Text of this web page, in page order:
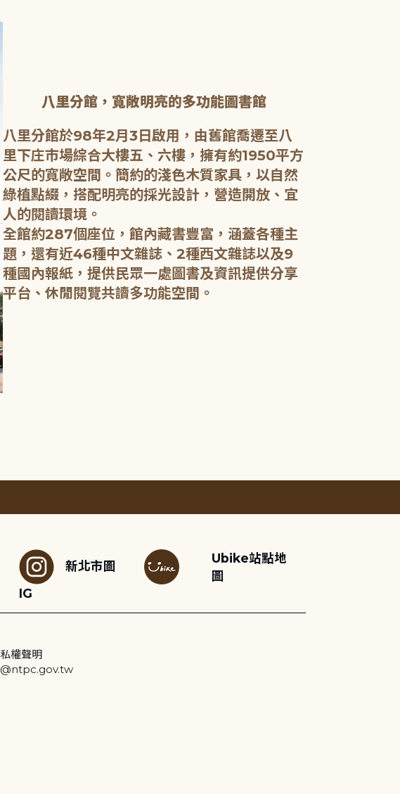
八里分館，寬敞明亮的多功能圖書館
八里分館於98年2月3日啟用，由舊館喬遷至八
里下庄市場綜合大樓五、六樓，擁有約1950平方
公尺的寬敞空間。簡約的淺色木質家具，以自然
綠植點綴，搭配明亮的採光設計，營造開放、宜
人的閱讀環境。
全館約287個座位，館內藏書豐富，涵蓋各種主
題，還有近46種中文雜誌、2種西文雜誌以及9
種國內報紙，提供民眾一處圖書及資訊提供分享
新北市圖
IG
Ubike站點地
圖
權聲明